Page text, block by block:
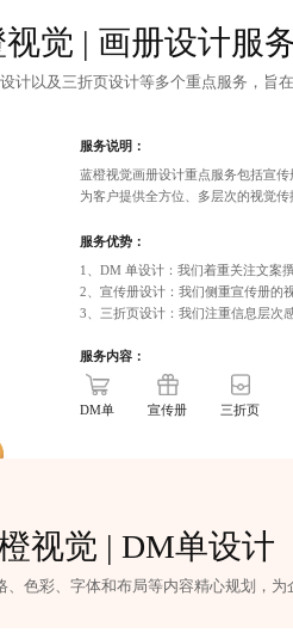
觉 | 画册设计服
计以及三折页设计等多个重点服务，旨
服务说明：
蓝橙视觉画册设计重点服务包括宣
为客户提供全方位、多层次的视觉
服务优势：
1、DM 单设计 ：我们着重关注文案
2、宣传册设计 ：我们侧重宣传册的
3、 三折页设计 ：我们注重信息层次
服务内容：
DM单 宣传册 三折页
视觉 | DM单设计
色彩、字体和布局等内容精心规划，为